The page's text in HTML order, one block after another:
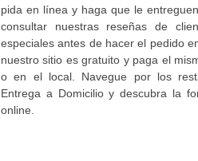
pida en línea y haga que le
consultar nuestras reseñas de
especiales antes de hacer el pedido
nuestro sitio es gratuito y paga el
o en el local. Navegue por los
Entrega a Domicilio y descubra la
online.